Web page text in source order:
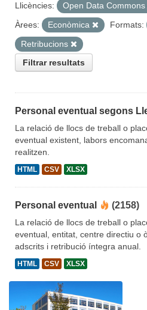
Llicències:
Open Data
Àrees:
Econòmica Formats:
Retribucions
Filtrar resultats
Personal eventual segons
La relació de llocs de treball o
eventual existent, labors
realitzen.
HTML CSV XLSX
Personal eventual (2158)
La relació de llocs de treball o
eventual, entitat, centre directiu o
adscrits i retribució íntegra anual.
HTML CSV XLSX